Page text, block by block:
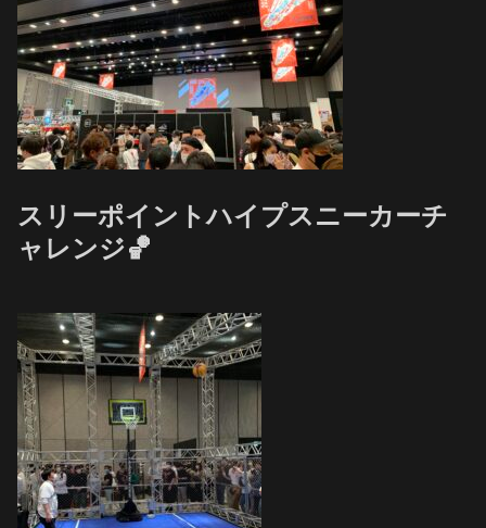
スリーポイントハイプスニーカーチ
ャレンジ🏀